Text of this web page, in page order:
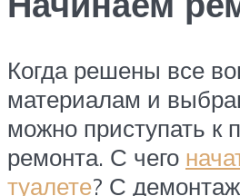
Когда решены все
материалам и
можно приступать к
ремонта. С чего
туалете? С